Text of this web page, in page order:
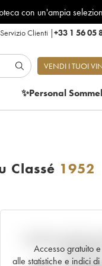
con un'ampia
Clienti |+33 1 56 05
VENDI I TUOI
✨Personal
Classé 1952
Accesso gratuito
alle statistiche e indici
tempo